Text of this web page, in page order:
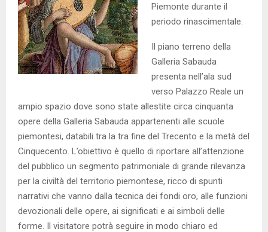
Piemonte durante il
periodo rinascimentale.
Il piano terreno della
Galleria Sabauda
presenta nell’ala sud
verso Palazzo Reale un
ampio spazio dove sono state allestite circa cinquanta
opere della Galleria Sabauda appartenenti alle scuole
piemontesi, databili tra la tra fine del Trecento e la metà del
Cinquecento. L’obiettivo è quello di riportare all’attenzione
del pubblico un segmento patrimoniale di grande rilevanza
per la civiltà del territorio piemontese, ricco di spunti
narrativi che vanno dalla tecnica dei fondi oro, alle funzioni
devozionali delle opere, ai significati e ai simboli delle
forme. Il visitatore potrà seguire in modo chiaro ed